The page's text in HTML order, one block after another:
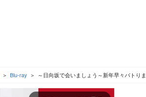
Blu-ray ～日向坂で会いましょう～新年早々バトり